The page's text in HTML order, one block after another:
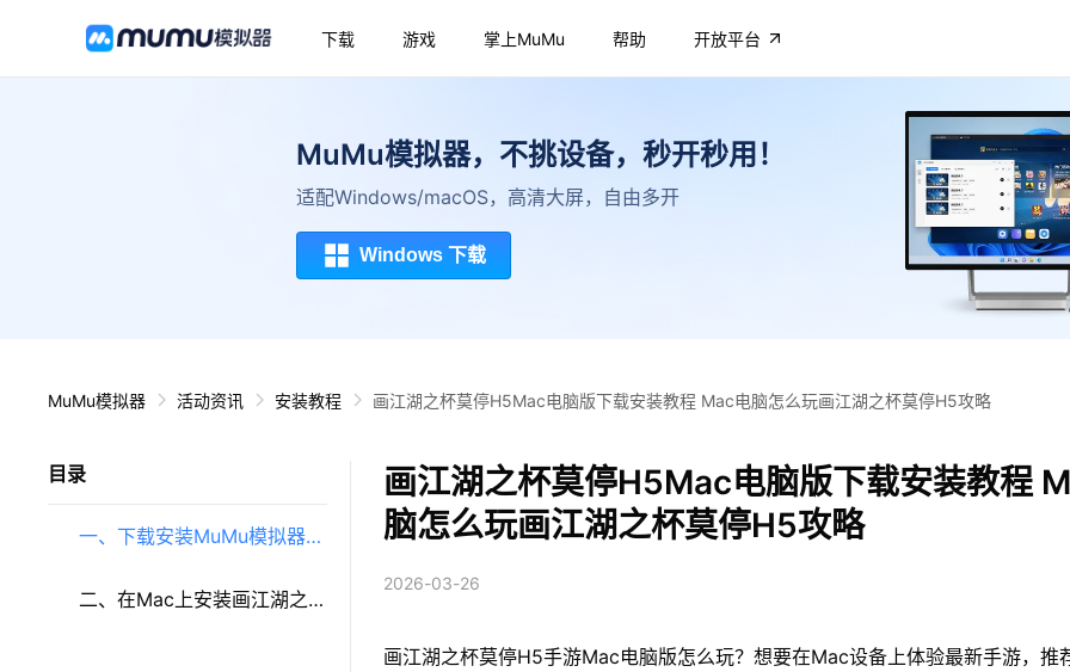
下载 游戏 掌上MuMu 帮助 开放平台
MuMu模拟器，不挑设备，秒开秒用！
适配Windows/macOS，高清大屏，自由多开
Windows 下载
MuMu模拟器 活动资讯 安装教程 画江湖之杯莫停H5Mac电脑版下载安装教程 Mac电脑怎么玩画江湖之杯莫停H5攻略
目录
一、下载安装MuMu模拟器
（macOS）（原MuMu模拟
二、在Mac上安装画江湖之
画江湖之杯莫停H5Mac电脑版下载安装教程
脑怎么玩画江湖之杯莫停H5攻略
2026-03-26
画江湖之杯莫停H5手游Mac电脑版怎么玩？想要在Mac设备上体验最新手游，推